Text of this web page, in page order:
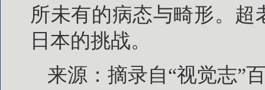
所未有的病态与畸形。
日本的挑战。
来源：摘录自“视觉志”